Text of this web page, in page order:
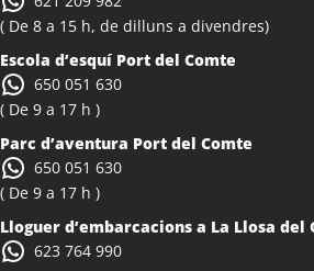
Activitats Teambuilding Empreses
Colònies Escolars Albocàsser
Activitats Teambuilding Empreses
Colònies Escolars Albons
Activitats Teambuilding Empreses
Colònies Escolars Alcalà de Xivert
( De 8 a 15 h, de dilluns a divendres)
Escola d’esquí Port del Comte
650 051 630
( De 9 a 17 h )
Parc d’aventura Port del Comte
650 051 630
( De 9 a 17 h )
Lloguer d’embarcacions a La Llosa del
623 764 990